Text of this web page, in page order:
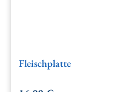
Fleischplatte